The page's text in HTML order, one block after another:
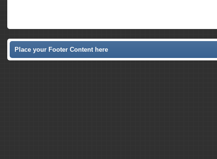
Place your Footer Content here